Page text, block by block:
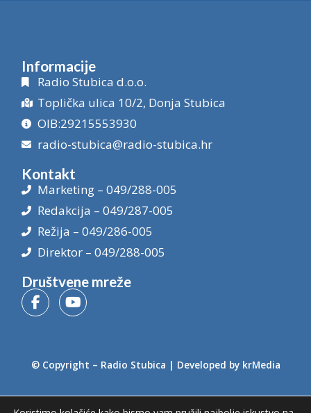
Informacije
Radio Stubica d.o.o.
Toplička ulica 10/2, Donja Stubica
OIB:29215553930
radio-stubica@radio-stubica.hr
Kontakt
Marketing – 049/288-005
Redakcija – 049/287-005
Režija – 049/286-005
Direktor – 049/288-005
Društvene mreže
© Copyright – Radio Stubica | Developed by krMedia